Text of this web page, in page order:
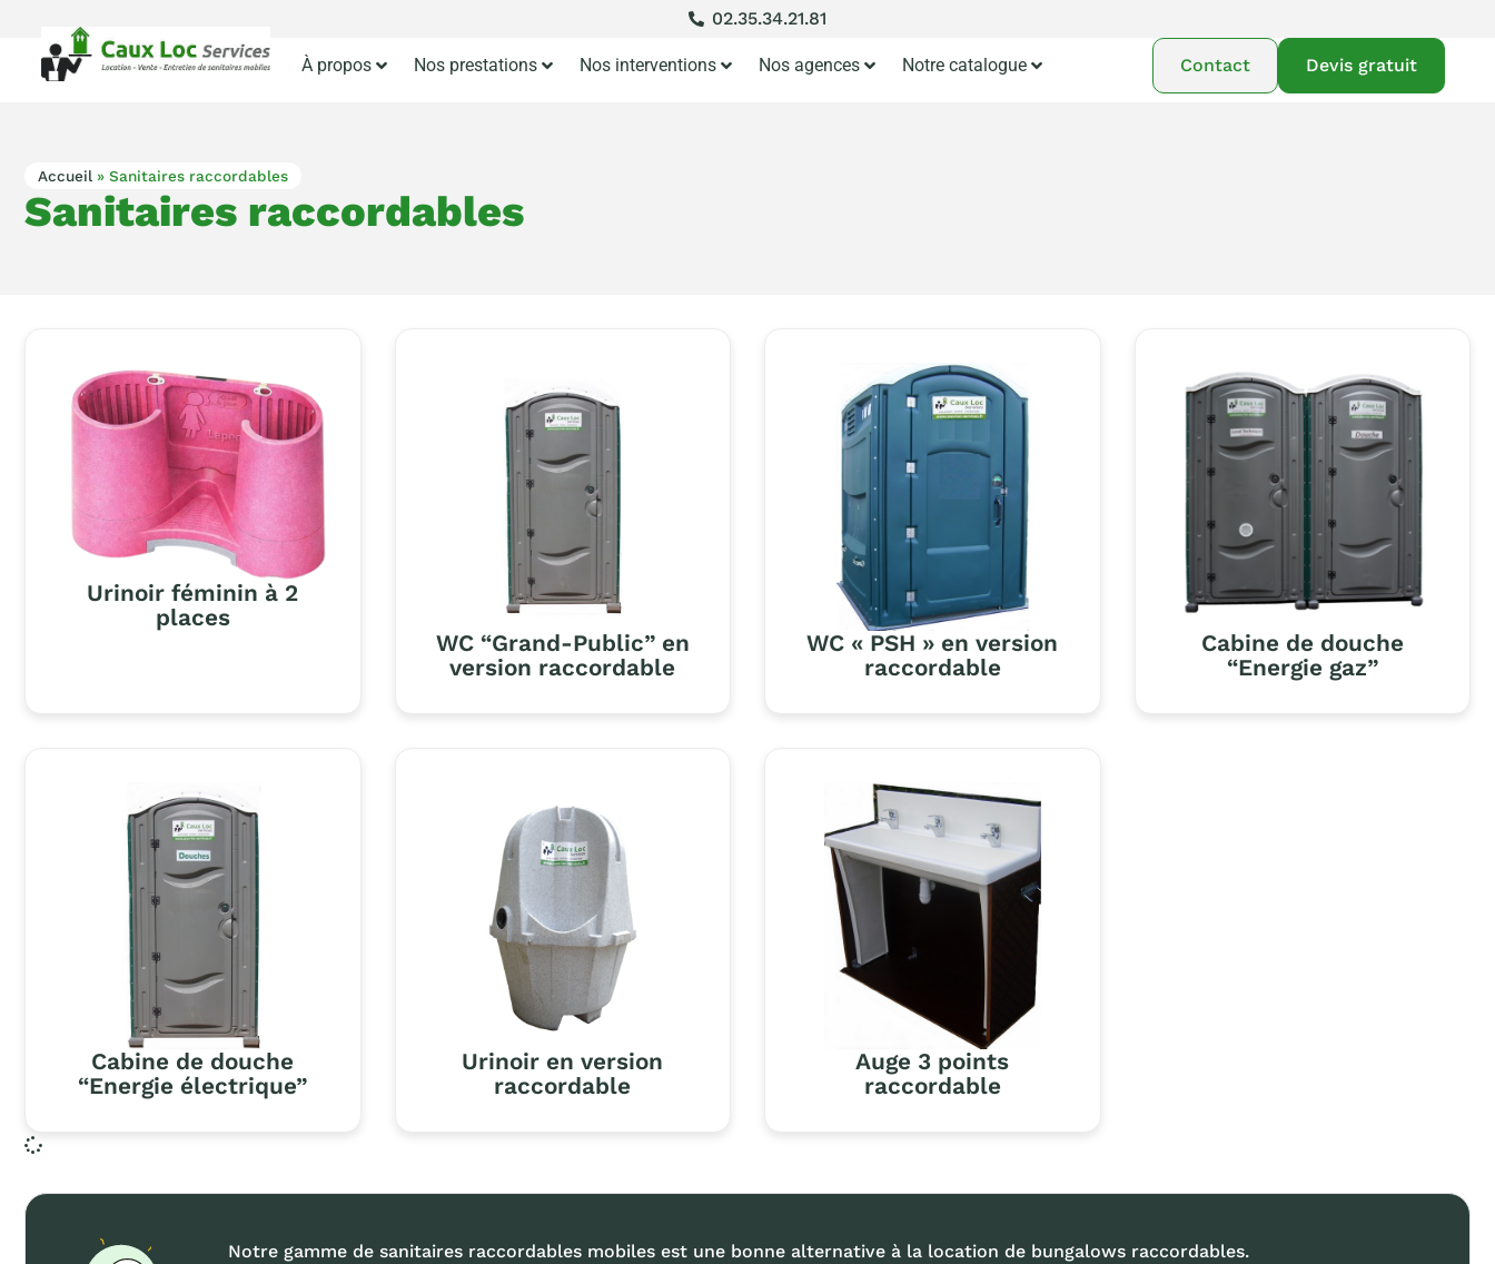
02.35.34.21.81
À propos Nos prestations Nos interventions Nos agences Notre catalogue Contact Devis gratuit
Accueil » Sanitaires raccordables
Sanitaires raccordables
Urinoir féminin à 2
places
WC “Grand-Public” en
version raccordable
WC « PSH » en version
raccordable
Cabine de douche
“Energie gaz”
Cabine de douche
“Energie électrique”
Urinoir en version
raccordable
Auge 3 points
raccordable
Notre gamme de sanitaires raccordables mobiles est une bonne alternative à la location de bungalows raccordables.